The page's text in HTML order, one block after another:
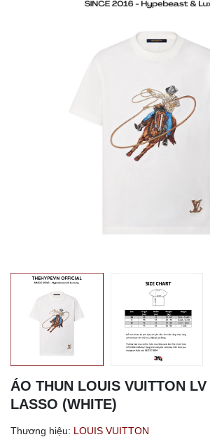
ÁO THUN LOUIS VUITTON
LASSO (WHITE)
Thương hiệu: LOUIS VUITTON